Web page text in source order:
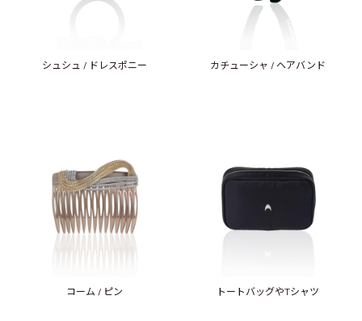
シュシュ / ドレスポニー カチューシャ / ヘアバンド
コーム / ピン トートバッグやTシャツ